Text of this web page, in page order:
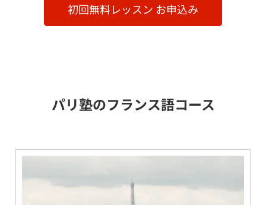
初回無料レッスン お申込み
パリ塾のフランス語コース